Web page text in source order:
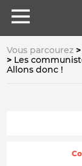
Vous parcourez
Les
Allons donc !